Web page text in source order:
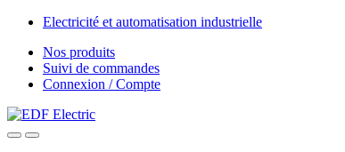
Skip
navigation
Skip
content
Electricité et automatisation industrielle
Nos produits
Suivi de commandes
Connexion / Compte